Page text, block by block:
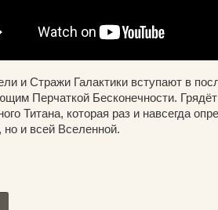
и Стражи Галактики вступают в
Перчаткой Бесконечности.
Титана, которая раз и навсегда
и всей Вселенной.